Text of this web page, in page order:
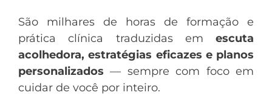
São milhares de horas de formação e
prática clínica traduzidas em escuta
acolhedora, estratégias eficazes e planos
personalizados— sempre com foco em
cuidar de você por inteiro.